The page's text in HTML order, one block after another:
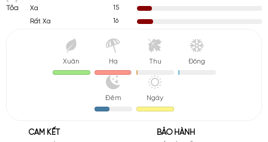
Tỏa
Xa
15
Rất Xa
16
Xuân Hạ Thu Đông
Đêm Ngày
CAM KẾT
BẢO HÀNH